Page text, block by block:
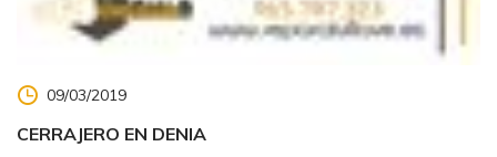
09/03/2019
CERRAJERO EN DENIA